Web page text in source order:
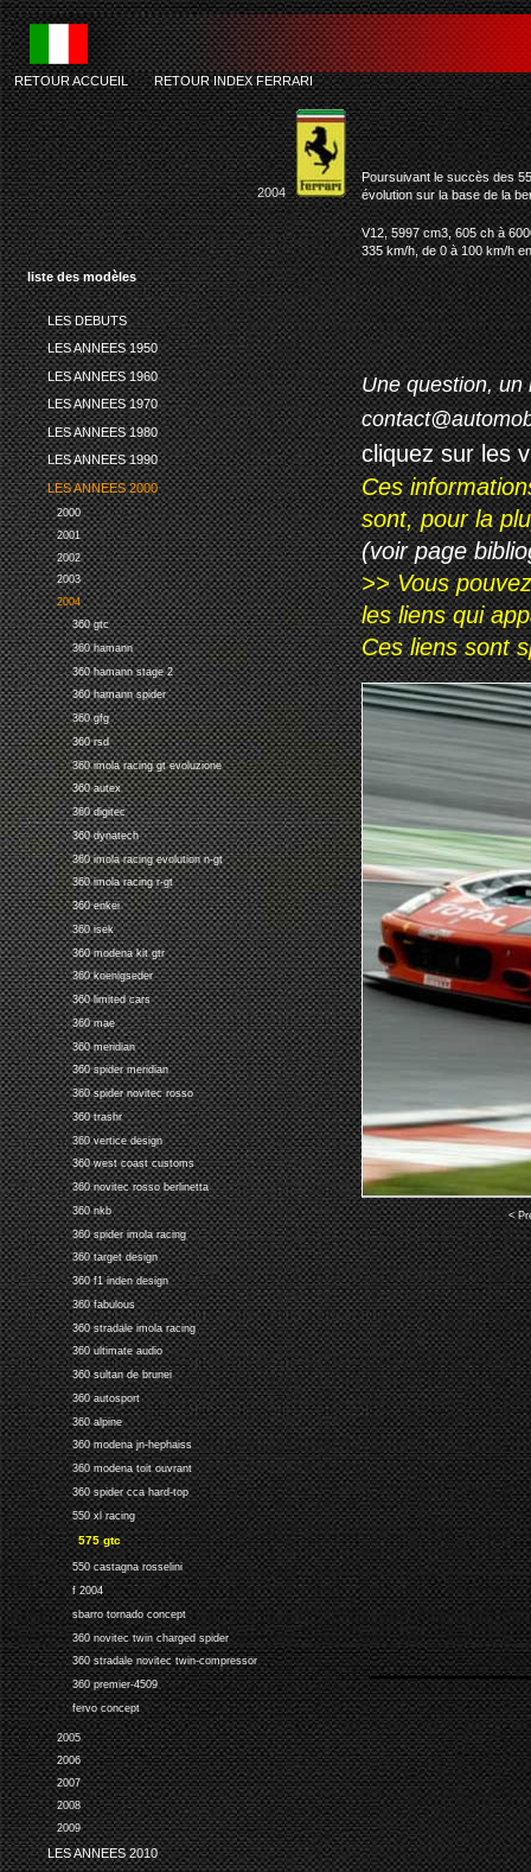
liste des modèles
LES DEBUTS
LES ANNEES 1950
LES ANNEES 1960
LES ANNEES 1970
LES ANNEES 1980
LES ANNEES 1990
LES ANNEES 2000
2000
2001
2002
2003
2004
360 gtc
360 hamann
360 hamann stage 2
360 hamann spider
360 gfg
360 rsd
360 imola racing gt evoluzione
360 autex
360 digitec
360 dynatech
360 imola racing evolution n-gt
360 imola racing r-gt
360 enkei
360 isek
360 modena kit gtr
360 koenigseder
360 limited cars
360 mae
360 meridian
360 spider meridian
360 spider novitec rosso
360 trashr
360 vertice design
360 west coast customs
360 novitec rosso berlinetta
360 nkb
360 spider imola racing
360 target design
360 f1 inden design
360 fabulous
360 stradale imola racing
360 ultimate audio
360 sultan de brunei
360 autosport
360 alpine
360 modena jn-hephaiss
360 modena toit ouvrant
360 spider cca hard-top
550 xl racing
575 gtc
550 castagna rosselini
f 2004
sbarro tornado concept
360 novitec twin charged spider
360 stradale novitec twin-compressor
360 premier-4509
fervo concept
2005
2006
2007
2008
2009
LES ANNEES 2010
RETOUR ACCUEIL-RETOUR INDEX FERRARI
2004
Poursuivant le succès des
évolution sur la base de la
V12, 5997 cm3, 605 ch à
335 km/h, de 0 à 100 km/h
Une question, un
cliquez sur les
Ces
sont, pour la
(voir page
>> Vous
les liens qui
Ces liens sont
<